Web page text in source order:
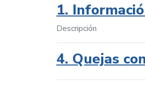
1.
Descripción
4. Quejas